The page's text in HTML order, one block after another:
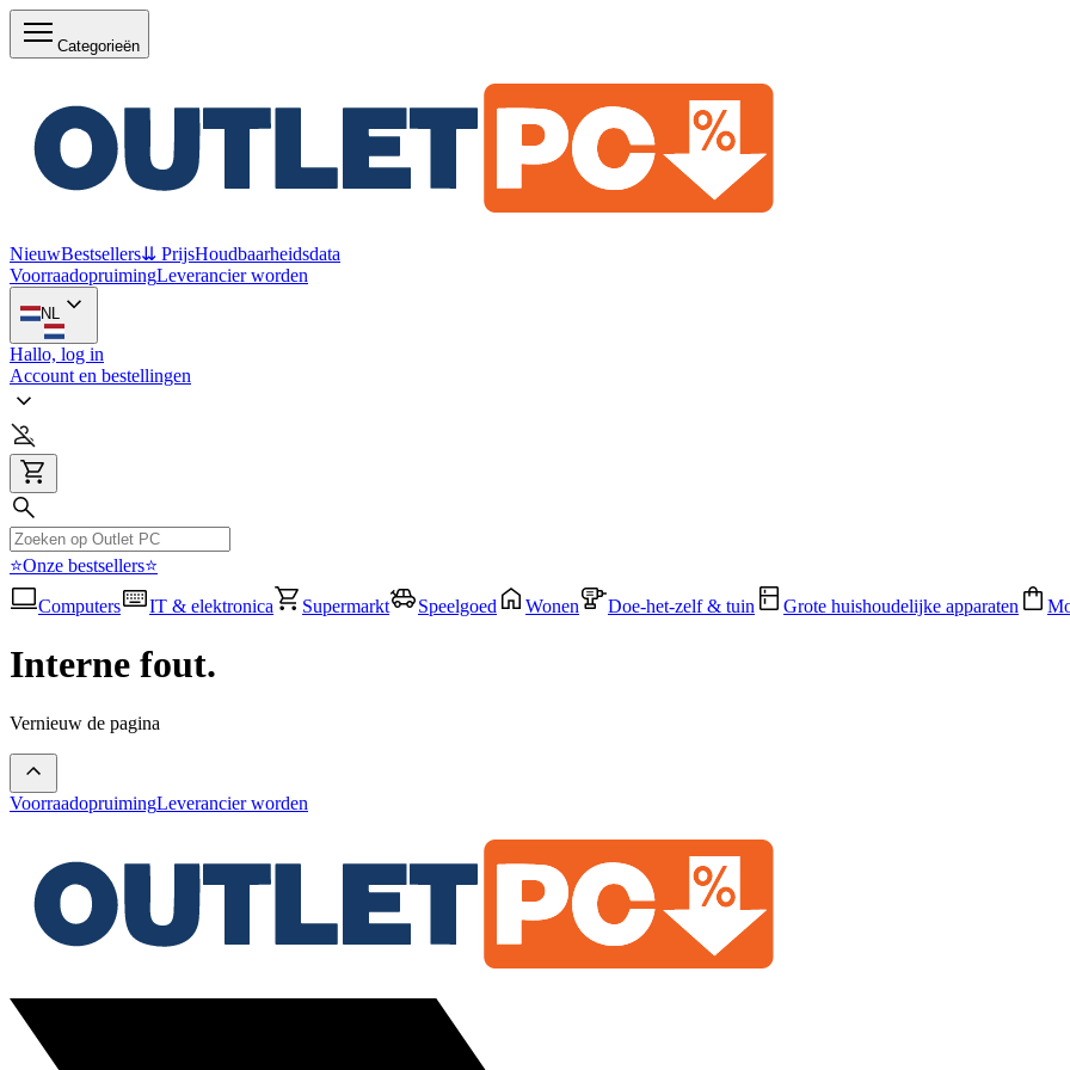
Categorieën
NieuwBestsellers⇊ PrijsHoudbaarheidsdata
VoorraadopruimingLeverancier worden
NL
Hallo, log in
Account en bestellingen
⭐Onze bestsellers⭐
Computers
IT & elektronica Supermarkt Speelgoed Wonen Doe-het-zelf & tuin Grote huishoudelijke apparaten
Interne fout.
Vernieuw de pagina
VoorraadopruimingLeverancier worden